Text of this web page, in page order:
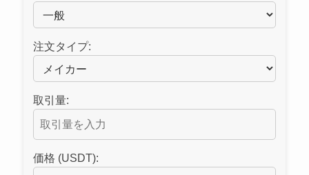
注文タイプ:
取引量:
価格 (USDT):